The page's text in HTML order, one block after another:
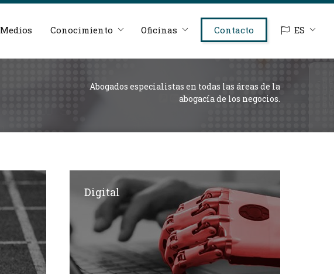
Medios Conocimiento Oficinas Contacto ES
Abogados especialistas en todas las áreas de la
abogacía de los negocios.
Digital